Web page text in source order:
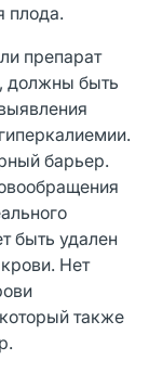
плода.
препарат
должны быть
барьер.
быть удален
Нет
также